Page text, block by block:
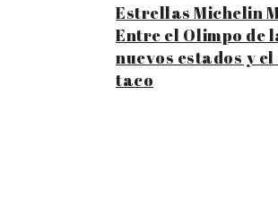
Estrellas Michelin
Entre el Olimpo de
nuevos estados y
taco